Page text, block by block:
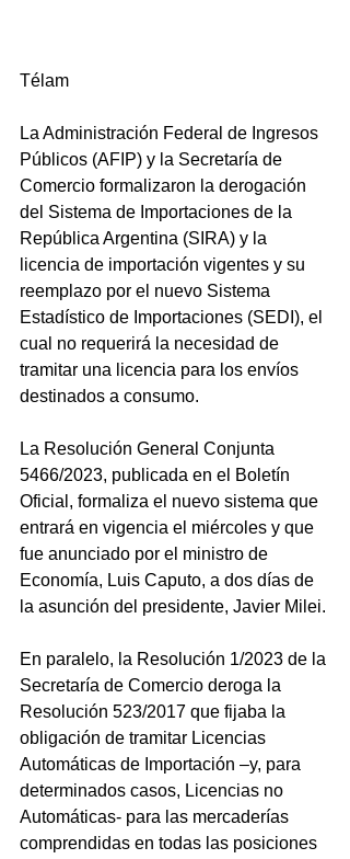
Télam
La Administración Federal de Ingresos
Públicos (AFIP) y la Secretaría de
Comercio formalizaron la derogación
del Sistema de Importaciones de la
República Argentina (SIRA) y la
licencia de importación vigentes y su
reemplazo por el nuevo Sistema
Estadístico de Importaciones (SEDI), el
cual no requerirá la necesidad de
tramitar una licencia para los envíos
destinados a consumo.
La Resolución General Conjunta
5466/2023, publicada en el Boletín
Oficial, formaliza el nuevo sistema que
entrará en vigencia el miércoles y que
fue anunciado por el ministro de
Economía, Luis Caputo, a dos días de
la asunción del presidente, Javier Milei.
En paralelo, la Resolución 1/2023 de la
Secretaría de Comercio deroga la
Resolución 523/2017 que fijaba la
obligación de tramitar Licencias
Automáticas de Importación –y, para
determinados casos, Licencias no
Automáticas- para las mercaderías
comprendidas en todas las posiciones